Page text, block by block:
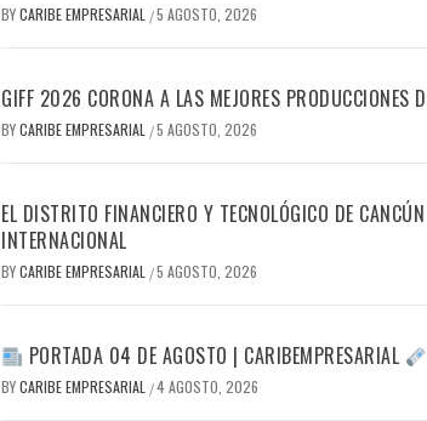
BYCARIBE EMPRESARIAL /5 AGOSTO, 2026
GIFF 2026 CORONA A LAS MEJORES PRODUCCIONES
BYCARIBE EMPRESARIAL /5 AGOSTO, 2026
EL DISTRITO FINANCIERO Y TECNOLÓGICO DE
INTERNACIONAL
BYCARIBE EMPRESARIAL /5 AGOSTO, 2026
PORTADA 04 DE AGOSTO | CARIBEMPRESARIAL
BYCARIBE EMPRESARIAL /4 AGOSTO, 2026